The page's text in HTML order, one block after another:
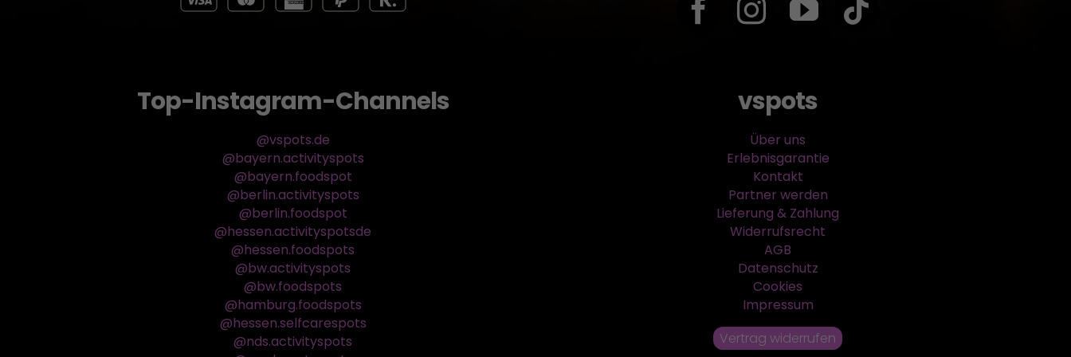
Top-Instagram-Channels
@vspots.de
@bayern.activityspots
@bayern.foodspot
@berlin.activityspots
@berlin.foodspot
@hessen.activityspotsde
@hessen.foodspots
@bw.activityspots
@bw.foodspots
@hamburg.foodspots
@hessen.selfcarespots
@nds.activityspots
vspots
Über uns
Erlebnisgarantie
Kontakt
Partner werden
Lieferung & Zahlung
Widerrufsrecht
AGB
Datenschutz
Cookies
Impressum
Vertrag widerrufen